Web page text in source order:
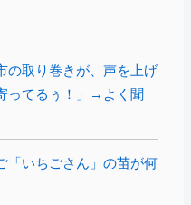
の取り巻きが、声を上げ
ってるぅ！」→よく聞
「いちごさん」の苗が何